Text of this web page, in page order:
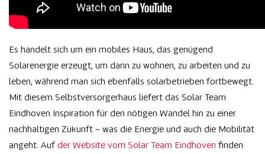
Es handelt sich um ein mobiles Haus, das genügend
Solarenergie erzeugt, um darin zu wohnen, zu arbeiten und zu
leben, während man sich ebenfalls solarbetrieben fortbewegt.
Mit diesem Selbstversorgerhaus liefert das Solar Team
Eindhoven Inspiration für den nötigen Wandel hin zu einer
nachhaltigen Zukunft – was die Energie und auch die Mobilität
angeht. Auf der Website vom Solar Team Eindhoven finden